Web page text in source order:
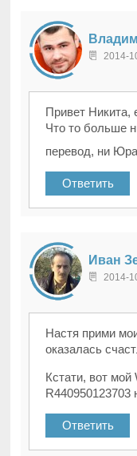
2014-
Привет Никита,
Что то больше
перевод, ни
Ответить
Иван
2014-
Настя прими
оказалась
Кстати, вот
R440950123703
Ответить